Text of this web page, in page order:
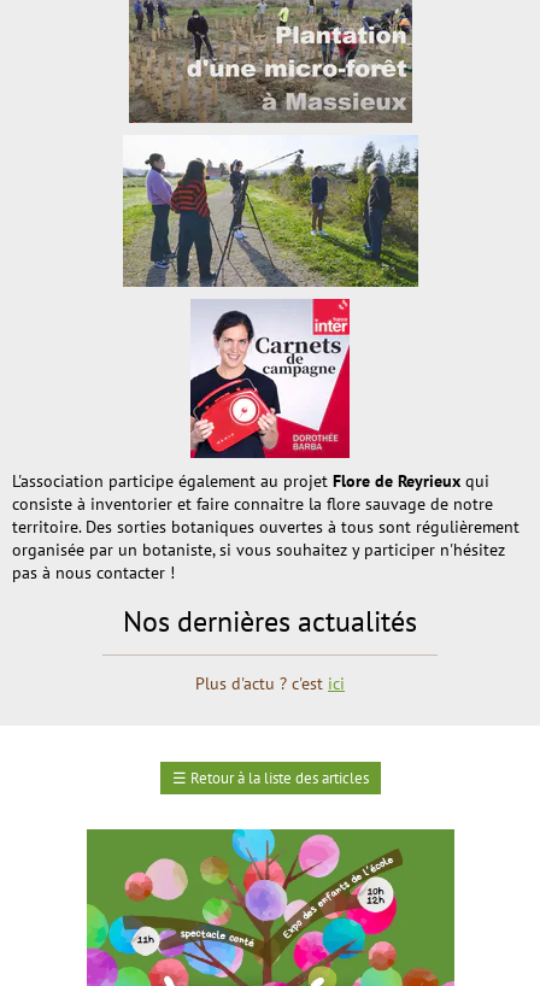
L'association participe également au projet Flore de Reyrieux qui
consiste à inventorier et faire connaitre la flore sauvage de notre
territoire. Des sorties botaniques ouvertes à tous sont régulièrement
organisée par un botaniste, si vous souhaitez y participer n'hésitez
pas à nous contacter !
Nos dernières actualités
Plus d'actu ? c'est ici
☰ Retour à la liste des articles